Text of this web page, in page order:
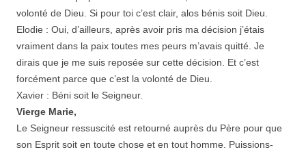
volonté de Dieu. Si pour toi c’est clair, alos bénis soit Dieu.
Elodie : Oui, d’ailleurs, après avoir pris ma décision j’étais
vraiment dans la paix toutes mes peurs m’avais quitté. Je
dirais que je me suis reposée sur cette décision. Et c’est
forcément parce que c’est la volonté de Dieu.
Xavier : Béni soit le Seigneur.
Vierge Marie,
Le Seigneur ressuscité est retourné auprès du Père pour que
son Esprit soit en toute chose et en tout homme. Puissions-